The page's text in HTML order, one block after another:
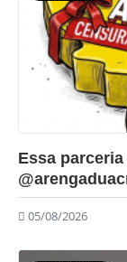
?>
Essa
05/08/2026